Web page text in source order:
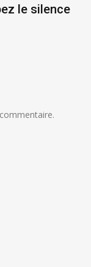
le silence